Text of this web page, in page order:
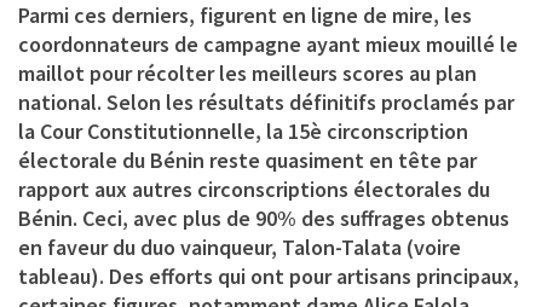
Parmi ces derniers, figurent en ligne de mire, les
coordonnateurs de campagne ayant mieux mouillé le
maillot pour récolter les meilleurs scores au plan
national. Selon les résultats définitifs proclamés par
la Cour Constitutionnelle, la 15è circonscription
électorale du Bénin reste quasiment en tête par
rapport aux autres circonscriptions électorales du
Bénin. Ceci, avec plus de 90% des suffrages obtenus
en faveur du duo vainqueur, Talon-Talata (voire
tableau). Des efforts qui ont pour artisans principaux,